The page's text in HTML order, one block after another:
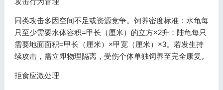
同类攻击多因空间不足或资源竞争。饲养密度标准：水龟每
只至少需要水体容积=甲长（厘米）的立方×2升；陆龟每只
需要地面面积=甲长（厘米）×甲宽（厘米）×3。若发生持
续攻击，需立即物理隔离，受伤个体单独饲养至完全康复。
拒食应激处理